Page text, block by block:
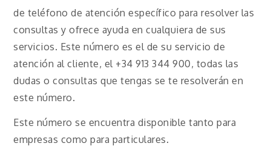
de teléfono de atención específico para resolver las
consultas y ofrece ayuda en cualquiera de sus
servicios. Este número es el de su servicio de
atención al cliente, el +34 913 344 900, todas las
dudas o consultas que tengas se te resolverán en
este número.
Este número se encuentra disponible tanto para
empresas como para particulares.